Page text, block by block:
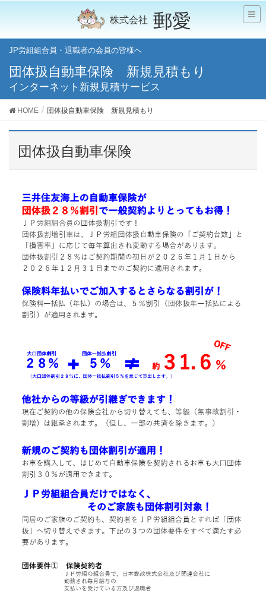
郵愛
JP労組組合員・退職者の会員の皆様へ
団体扱自動車保険 新規見積もり
インターネット新規見積サービス
HOME 団体扱自動車保険 新規見積もり
団体扱自動車保険